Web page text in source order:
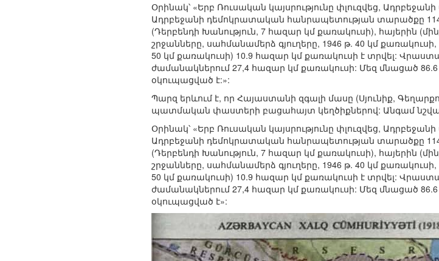
Օրինակ՝ «Երբ Ռուսական կայսրությունը փլուզվեց,
Ադրբեջանի դեմոկրատական հանրապետության տարածքը
(Դերբենդի Խանություն, 7 հազար կմ քառակուսի), հայերին
շրջանները, սահմանամերձ գյուղերը, 1946 թ. 40 կմ
50 կմ քառակուսի) 10.9 հազար կմ քառակուսի է տրվել:
ժամանակներում 27,4 հազար կմ քառակուսի: Մեզ մնացած
օկուպացված է:»:
Պարզ երևում է, որ Հայաստանի զգալի մասը (Սյունիք,
պատմական փաստերի բացահայտ կեղծիքներով: Անգամ
Օրինակ՝ «Երբ Ռուսական կայսրությունը փլուզվեց,
Ադրբեջանի դեմոկրատական հանրապետության տարածքը
(Դերբենդի Խանություն, 7 հազար կմ քառակուսի), հայերին
շրջանները, սահմանամերձ գյուղերը, 1946 թ. 40 կմ
50 կմ քառակուսի) 10.9 հազար կմ քառակուսի է տրվել:
ժամանակներում 27,4 հազար կմ քառակուսի: Մեզ մնացած
օկուպացված է»: